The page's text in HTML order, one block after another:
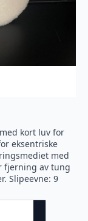
kort luv for
eksentriske
med
fjerning av tung
Slipeevne: 9